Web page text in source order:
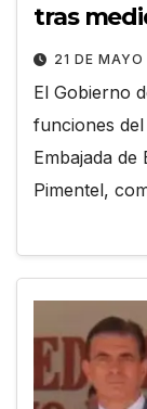
tras
21 DE
El Gobierno
funciones
Embajada
Pimentel,